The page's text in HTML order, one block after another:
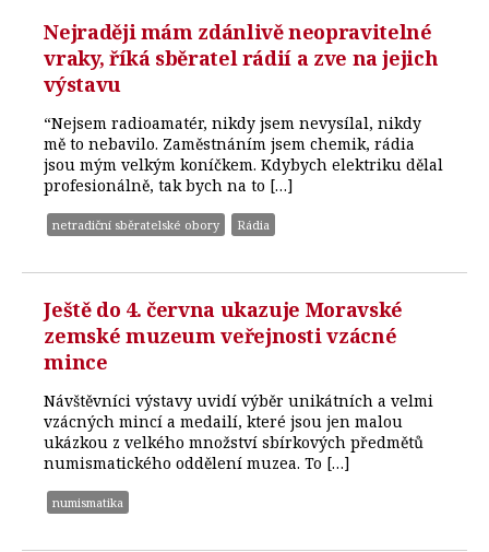
Nejraději mám zdánlivě neopravitelné
vraky, říká sběratel rádií a zve na jejich
výstavu
“Nejsem radioamatér, nikdy jsem nevysílal, nikdy
mě to nebavilo. Zaměstnáním jsem chemik, rádia
jsou mým velkým koníčkem. Kdybych elektriku dělal
profesionálně, tak bych na to […]
netradiční sběratelské obory Rádia
Ještě do 4. června ukazuje Moravské
zemské muzeum veřejnosti vzácné
mince
Návštěvníci výstavy uvidí výběr unikátních a velmi
vzácných mincí a medailí, které jsou jen malou
ukázkou z velkého množství sbírkových předmětů
numismatického oddělení muzea. To […]
numismatika